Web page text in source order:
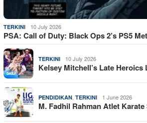
TERKINI 10 July 2026
PSA: Call of Duty: Black Ops 2’s PS5
TERKINI 10 July 2026
Kelsey Mitchell’s Late
PENDIDIKAN TERKINI 1 June 2026
M. Fadhil Rahman Atlet